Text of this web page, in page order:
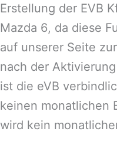
Erstellung der EVB
Mazda 6, da diese
auf unserer Seite
nach der
ist die eVB
keinen monatlichen
wird kein